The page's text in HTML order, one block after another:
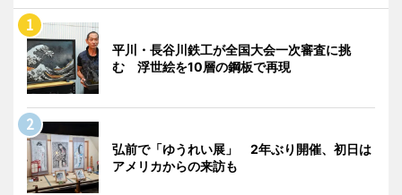
平川・長谷川鉄工が全国大会一次審査に挑
む 浮世絵を10層の鋼板で再現
弘前で「ゆうれい展」 2年ぶり開催、初日は
アメリカからの来訪も